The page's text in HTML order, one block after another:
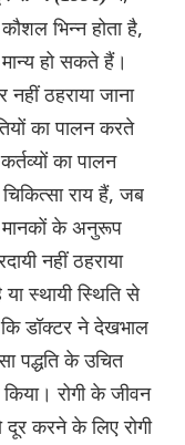
भिन्न होता है,
हो सकते हैं।
ठहराया जाना
का पालन करते
का पालन
राय हैं, जब
के अनुरूप
नहीं ठहराया
या स्थायी स्थिति से
डॉक्टर ने देखभाल
पद्धति के उचित
रोगी के जीवन
करने के लिए रोगी